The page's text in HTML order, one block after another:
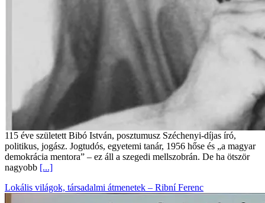
115 éve született Bibó István, posztumusz Széchenyi-díjas író,
politikus, jogász. Jogtudós, egyetemi tanár, 1956 hőse és „a magyar
demokrácia mentora” – ez áll a szegedi mellszobrán. De ha ötször
nagyobb [...]
Lokális világok, társadalmi átmenetek – Ribní Ferenc